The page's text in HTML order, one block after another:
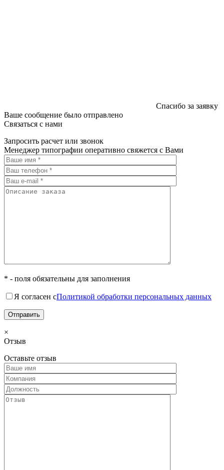
Спасибо за заявку
Ваше сообщение было отправлено
Связаться с нами
Запросить расчет или звонок
Менеджер типографии оперативно свяжется с Вами
* - поля обязательны для заполнения
Я согласен сПолитикой обработки персональных данных
×
Отзыв
Оставьте отзыв